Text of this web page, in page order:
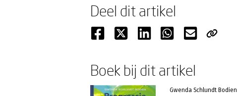
Deel dit artikel
Boek bij dit artikel
Gwenda Schlundt Bodien